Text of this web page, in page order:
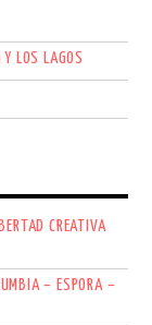
LOS LAGOS
CREATIVA
– ESPORA –